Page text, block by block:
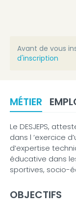
Avant de vous
d'inscription
MÉTIER
Le DESJEPS,
dans l ’exercice
d’expertise
éducative dans
sportives, socio-
OBJECTIFS